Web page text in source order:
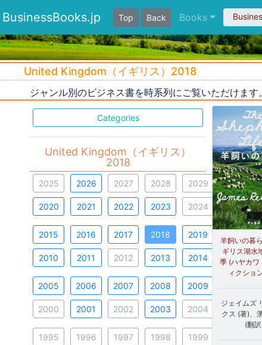
BusinessBooks.jp Top Back Books
United Kingdom（イギリス）2018
ジャンル別のビジネス書を時系列にご覧いただけます。
Categories
United Kingdom（イギリス）
2018
2025 2026 2027 2028 2029
2020 2021 2022 2023 2024
2015 2016 2017 2018 2019
2010 2011 2012 2013 2014
2005 2006 2007 2008 2009
2000 2001 2002 2003 2004
1995 1996 1997 1998 1999
羊飼いの暮
ギリス湖水
季 (ハヤカワ
ィクショ
ジェイムズ
クス (著)、
(翻